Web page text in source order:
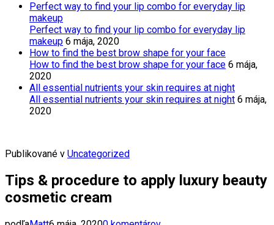
Perfect way to find your lip combo for everyday lip
makeup
Perfect way to find your lip combo for everyday lip
makeup 6 mája, 2020
How to find the best brow shape for your face
How to find the best brow shape for your face 6 mája,
2020
All essential nutrients your skin requires at night
All essential nutrients your skin requires at night 6 mája,
2020
Publikované v Uncategorized
Tips & procedure to apply luxury beauty
cosmetic cream